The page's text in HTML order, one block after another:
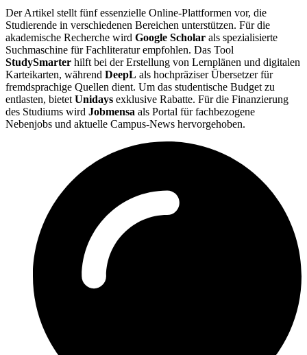
Der Artikel stellt fünf essenzielle Online-Plattformen vor, die
Studierende in verschiedenen Bereichen unterstützen. Für die
akademische Recherche wird Google Scholar als spezialisierte
Suchmaschine für Fachliteratur empfohlen. Das Tool
StudySmarter hilft bei der Erstellung von Lernplänen und digitalen
Karteikarten, während DeepL als hochpräziser Übersetzer für
fremdsprachige Quellen dient. Um das studentische Budget zu
entlasten, bietetUnidays exklusive Rabatte. Für die Finanzierung
des Studiums wird Jobmensa als Portal für fachbezogene
Nebenjobs und aktuelle Campus-News hervorgehoben.